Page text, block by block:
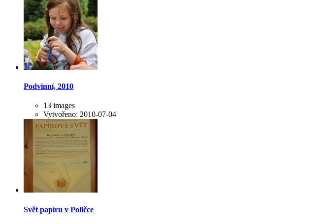
Podvinní, 2010
13 images
Vytvořeno: 2010-07-04
Svět papíru v Poličce